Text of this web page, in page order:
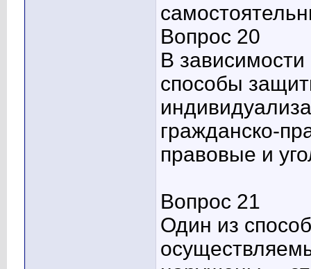
Вопрос 20
В
способы
гражданско-
правовые и
Вопрос 21
Один из